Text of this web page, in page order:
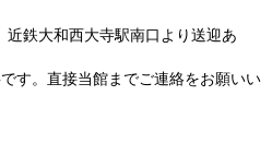
鉄大和西大寺駅南口より送迎あ
す。直接当館までご連絡をお願いい